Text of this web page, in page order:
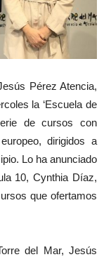
Pérez Atencia,
la ‘Escuela de
de cursos con
dirigidos a
Lo ha anunciado
10, Cynthia Díaz,
que ofertamos
del Mar, Jesús